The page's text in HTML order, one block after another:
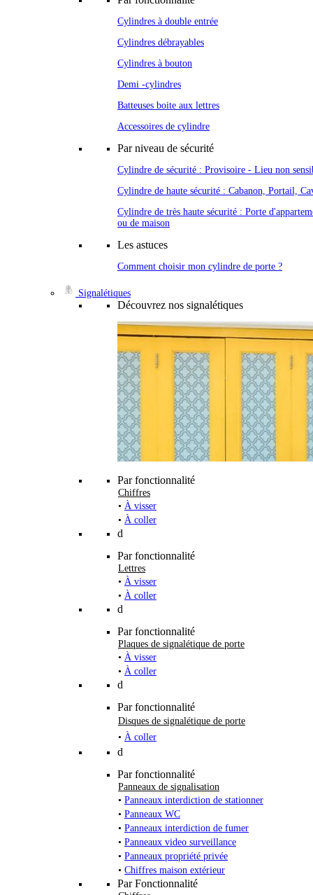
Cylindres à double entrée
Cylindres débrayables
Cylindres à bouton
Demi -cylindres
Batteuses boite aux lettres
Accessoires de cylindre
Par niveau de sécurité
Cylindre de sécurité : Provisoire - Lieu non
Cylindre de haute sécurité : Cabanon, Portail,
Cylindre de très haute sécurité : Porte
ou de maison
Les astuces
Comment choisir mon cylindre de porte ?
Signalétiques
Découvrez nos signalétiques
Par fonctionnalité
Chiffres
• À visser
• À coller
d
Par fonctionnalité
Lettres
• À visser
• À coller
d
Par fonctionnalité
Plaques de signalétique de porte
• À visser
• À coller
d
Par fonctionnalité
Disques de signalétique de porte
• À coller
d
Par fonctionnalité
Panneaux de signalisation
• Panneaux interdiction de stationner
• Panneaux WC
• Panneaux interdiction de fumer
• Panneaux video surveillance
• Panneaux propriété privée
• Chiffres maison extérieur
Par Fonctionnalité